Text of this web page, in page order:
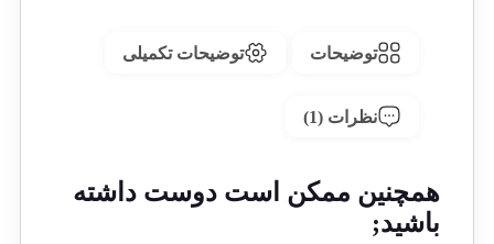
توضیحات توضیحات تکمیلی
نظرات (1)
همچنین ممکن است دوست داشته
باشید;